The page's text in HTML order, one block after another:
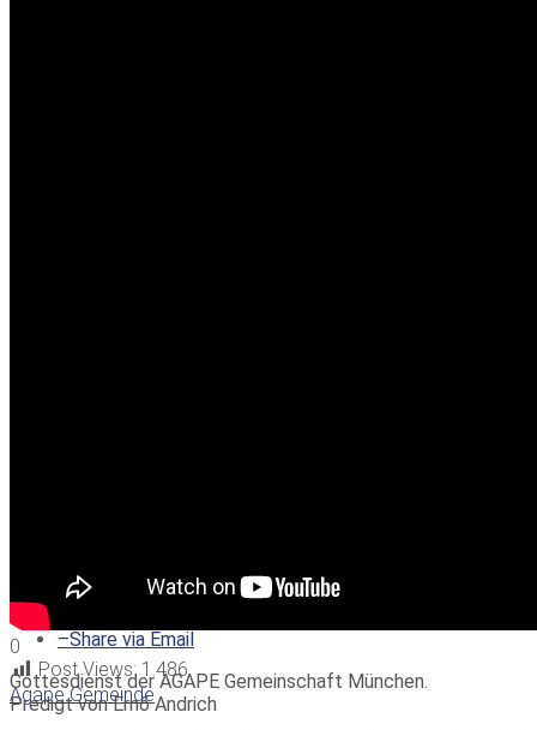
0
Post Views: 1.486
Agape Gemeinde
Share on Twitter
–Share on Facebook
–Share via Email
Gottesdienst der AGAPE Gemeinschaft München.
Predigt von Ernő Andrich